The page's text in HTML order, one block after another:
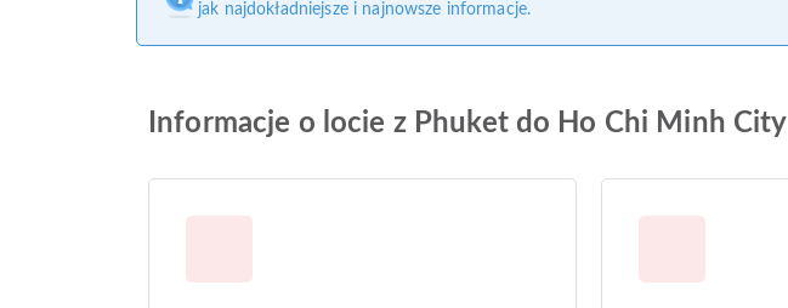
jak najdokładniejsze i najnowsze informacje.
Informacje o locie z Phuket do Ho Chi Minh City